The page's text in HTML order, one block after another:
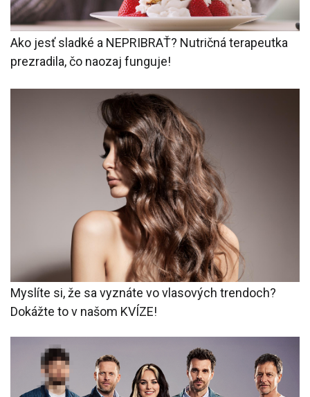
Ako jesť sladké a NEPRIBRAŤ? Nutričná terapeutka
prezradila, čo naozaj funguje!
Myslíte si, že sa vyznáte vo vlasových trendoch?
Dokážte to v našom KVÍZE!